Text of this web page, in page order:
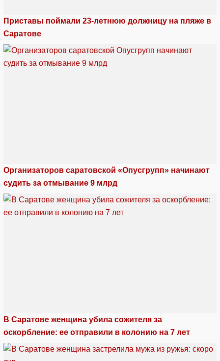
Приставы поймали 23-летнюю должницу на пляже в
Саратове
Организаторов саратовской «Опусгрупп» начинают
судить за отмывание 9 млрд
В Саратове женщина убила сожителя за
оскорбление: ее отправили в колонию на 7 лет